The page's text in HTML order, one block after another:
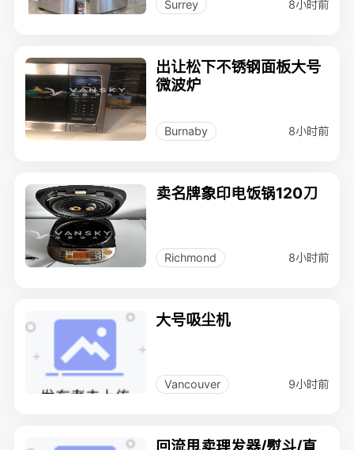
Surrey 8小时前
出让松下不锈钢面板大号
微波炉
Burnaby 8小时前
卖名牌象印电饭锅120刀
Richmond 8小时前
大号吸尘机
Vancouver 9小时前
回流甩卖理发器/熨斗/直